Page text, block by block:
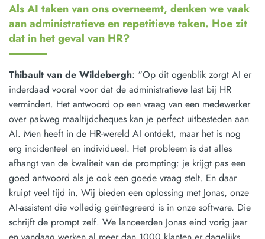
Als AI taken van ons overneemt, denken we vaak
aan administratieve en repetitieve taken. Hoe zit
dat in het geval van HR?
Thibault van de Wildebergh: “Op dit ogenblik zorgt AI er
inderdaad vooral voor dat de administratieve last bij HR
vermindert. Het antwoord op een vraag van een medewerker
over pakweg maaltijdcheques kan je perfect uitbesteden aan
AI. Men heeft in de HR-wereld AI ontdekt, maar het is nog
erg incidenteel en individueel. Het probleem is dat alles
afhangt van de kwaliteit van de prompting: je krijgt pas een
goed antwoord als je ook een goede vraag stelt. En daar
kruipt veel tijd in. Wij bieden een oplossing met Jonas, onze
AI-assistent die volledig geïntegreerd is in onze software. Die
schrijft de prompt zelf. We lanceerden Jonas eind vorig jaar